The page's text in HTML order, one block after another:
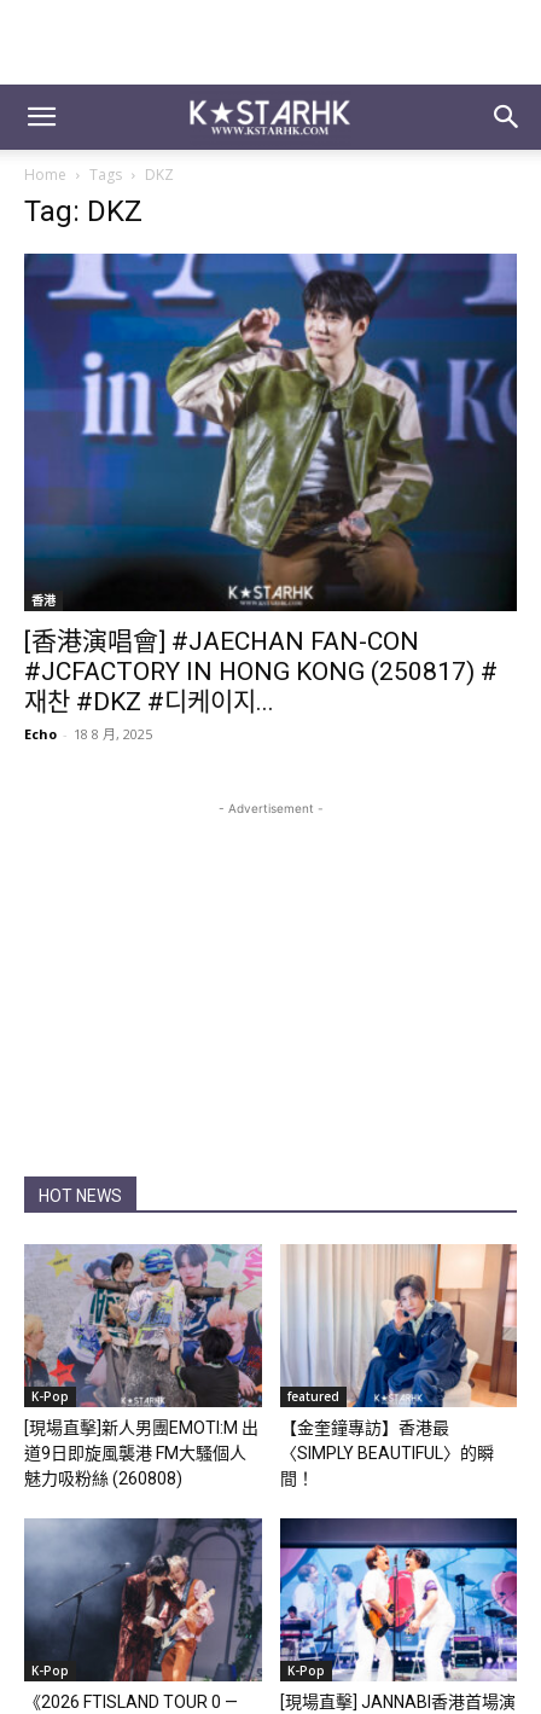
Home Tags DKZ
Tag: DKZ
香港
[香港演唱會] #JAECHAN FAN-CON
#JCFACTORY IN HONG KONG (250817) #
재찬 #DKZ #디케이지...
Echo - 18 8 月, 2025
- Advertisement -
HOT NEWS
K-Pop
[現場直擊]新人男團EMOTI:M 出
道9日即旋風襲港 FM大騷個人
魅力吸粉絲 (260808)
featured
【金奎鐘專訪】香港最
〈SIMPLY BEAUTIFUL〉的瞬
間！
K-Pop
《2026 FTISLAND TOUR 0 —
K-Pop
[現場直擊] JANNABI香港首場演